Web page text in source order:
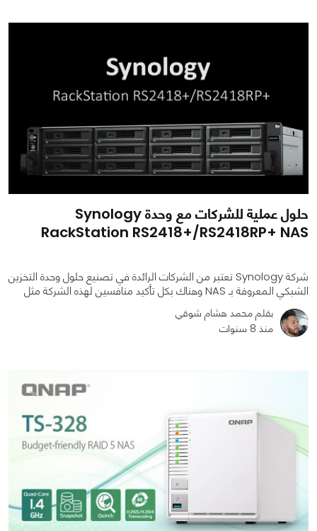
حلول عملية للشركات مع وحدة Synology
RackStation RS2418+​/​RS2418RP+ NAS
شركة Synology تعتبر من الشركات الرائدة في تصنيع حلول وحدة التخزين
الشبكي المعروفة بـ NAS وهناك بكل تأكيد منافسين لهذه الشركة مثل
بقلم محمد هشام شوقي
منذ 8 سنوات